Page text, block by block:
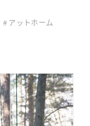
アットホーム